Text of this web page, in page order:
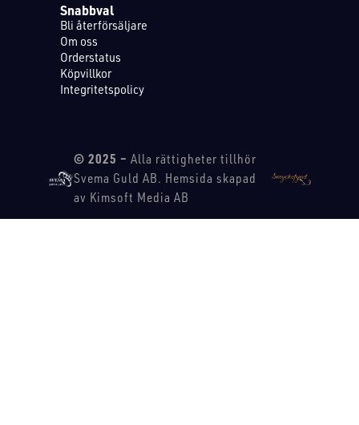
Snabbval
Bli återförsäljare
Om oss
Orderstatus
Köpvillkor
Integritetspolicy
© 2025 – Alla rättigheter tillhör
Svema Guld AB. Hemsida skapad
av Kimsoft Media AB